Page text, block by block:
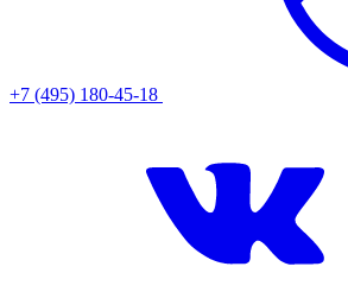
+7 (495) 180-45-18